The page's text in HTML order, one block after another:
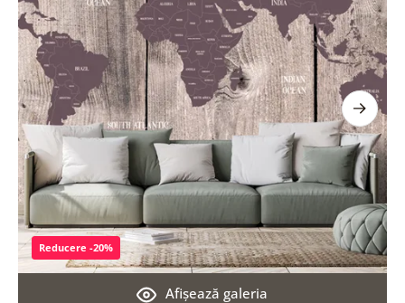
Afişează galeria
Reducere -20%